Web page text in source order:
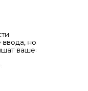
но
ваше